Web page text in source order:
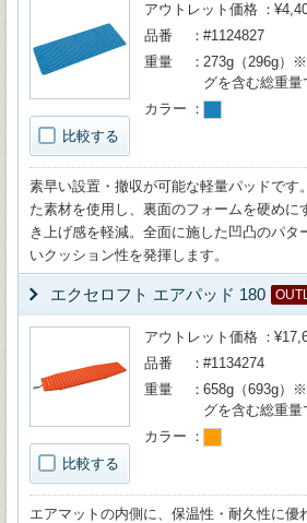
比較する
アウトレット価格
品番
#1124827
重量
273g（296g）
グを含む総重量
カラー
素早い設置・撤収が可能な軽量パッドです
た素材を使用し、裏面のフォームを硬めに
き上げ感を軽減。全面に施した凹凸のパタ
いクッション性を発揮します。
エクセロフト エアパッド 180
比較する
アウトレット価格
品番
#1134274
重量
658g（693g）
グを含む総重量
カラー
エアマットの内側に、保温性・耐久性に優